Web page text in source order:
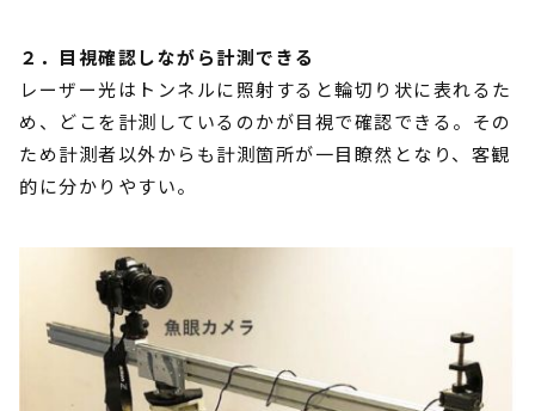
２．目視確認しながら計測できる
レーザー光はトンネルに照射すると輪切り状に表れるた
め、どこを計測しているのかが目視で確認できる。その
ため計測者以外からも計測箇所が一目瞭然となり、客観
的に分かりやすい。